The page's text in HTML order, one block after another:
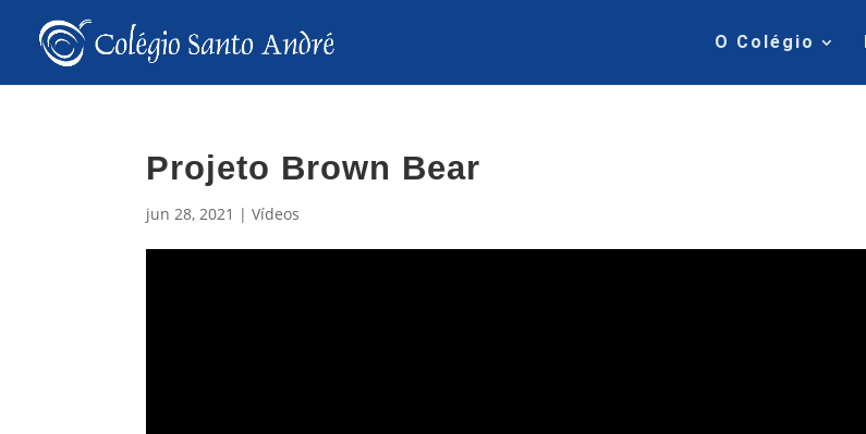
O Colégio
Projeto Brown Bear
jun 28, 2021 |Vídeos